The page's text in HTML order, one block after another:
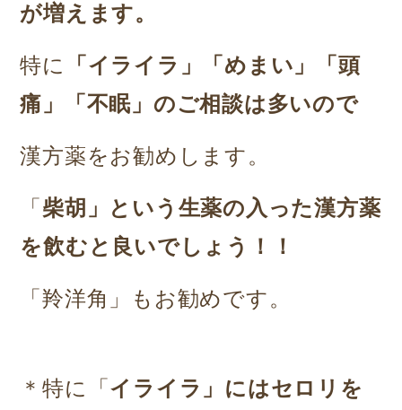
が増えます。
特に
「イライラ」「めまい」「頭
痛」「不眠」のご相談は多いので
漢方薬をお勧めします。
「 柴胡」という生薬の入った漢方薬
を飲むと良いでしょう！！
「羚洋角」もお勧めです。
＊特に「 イライラ」にはセロリを